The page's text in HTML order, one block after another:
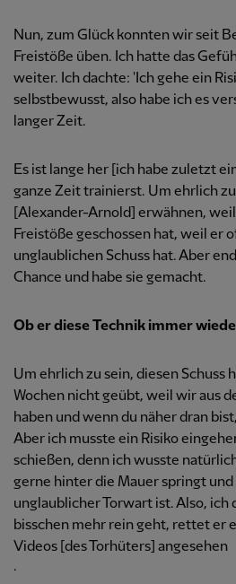
Nun, zum Glück konnten wir seit
Freistöße üben. Ich hatte das
weiter. Ich dachte: 'Ich gehe ein
selbstbewusst, also habe ich es
langer Zeit.
Es ist lange her [ich habe zuletzt
ganze Zeit trainierst. Um ehrlich
[Alexander-Arnold] erwähnen,
Freistöße geschossen hat, weil er
unglaublichen Schuss hat. Aber
Chance und habe sie gemacht.
Ob er diese Technik immer
Um ehrlich zu sein, diesen Schuss
Wochen nicht geübt, weil wir aus
haben und wenn du näher dran
Aber ich musste ein Risiko
schießen, denn ich wusste
gerne hinter die Mauer springt
unglaublicher Torwart ist. Also, ich
bisschen mehr rein geht, rettet er
Videos [des Torhüters] angesehen
.